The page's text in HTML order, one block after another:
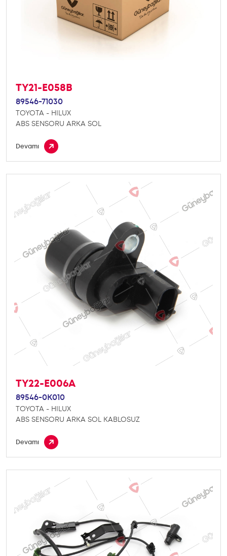
TY21-E058B
89546-71030
TOYOTA - HILUX
ABS SENSORU ARKA SOL
Devamı
TY22-E006A
89546-0K010
TOYOTA - HILUX
ABS SENSORU ARKA SOL KABLOSUZ
Devamı